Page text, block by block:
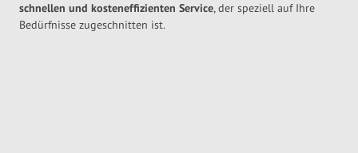
schnellen und kosteneffizienten Service, der speziell auf Ihre
Bedürfnisse zugeschnitten ist.